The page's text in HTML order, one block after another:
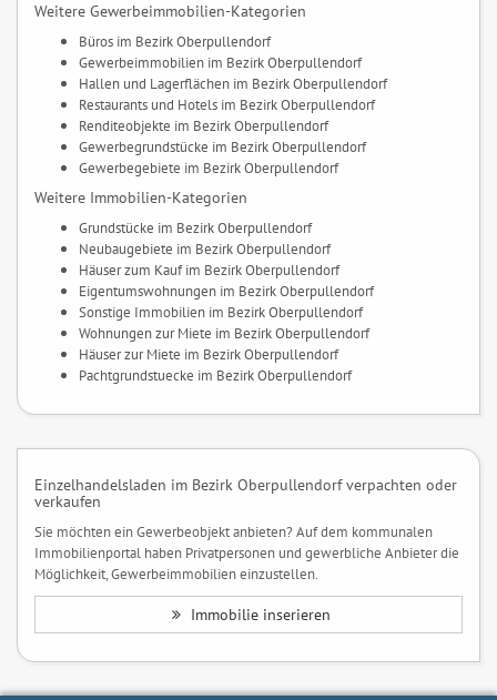
Weitere Gewerbeimmobilien-Kategorien
Büros im Bezirk Oberpullendorf
Gewerbeimmobilien im Bezirk Oberpullendorf
Hallen und Lagerflächen im Bezirk Oberpullendorf
Restaurants und Hotels im Bezirk Oberpullendorf
Renditeobjekte im Bezirk Oberpullendorf
Gewerbegrundstücke im Bezirk Oberpullendorf
Gewerbegebiete im Bezirk Oberpullendorf
Weitere Immobilien-Kategorien
Grundstücke im Bezirk Oberpullendorf
Neubaugebiete im Bezirk Oberpullendorf
Häuser zum Kauf im Bezirk Oberpullendorf
Eigentumswohnungen im Bezirk Oberpullendorf
Sonstige Immobilien im Bezirk Oberpullendorf
Wohnungen zur Miete im Bezirk Oberpullendorf
Häuser zur Miete im Bezirk Oberpullendorf
Pachtgrundstuecke im Bezirk Oberpullendorf
Einzelhandelsladen im Bezirk Oberpullendorf verpachten oder
verkaufen
Sie möchten ein Gewerbeobjekt anbieten? Auf dem kommunalen
Immobilienportal haben Privatpersonen und gewerbliche Anbieter die
Möglichkeit, Gewerbeimmobilien einzustellen.
Immobilie inserieren